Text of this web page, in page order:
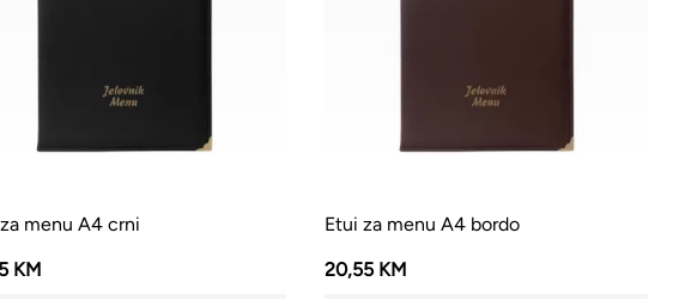
menu A4 crni
KM
Etui za menu A4 bordo
20,55 KM